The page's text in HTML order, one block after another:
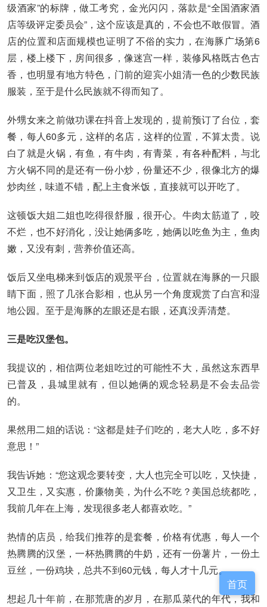
级酒家”的标牌，做工考究，金光闪闪，落款是“全国酒家酒
店等级评定委员会”，这个应该是真的，不会也不敢假冒。酒
店的位置和店面规模也证明了不俗的实力，在海豚广场第6
层，楼上楼下，房间很多，像迷宫一样，装修风格既古色古
香，也明显有地方特色，门前的迎宾小姐清一色的少数民族
服装，至于是什么民族就不得而知了。
外甥女来之前做功课在抖音上发现的，提前预订了台位，套
餐，每人60多元，这样的名店，这样的位置，不算太贵。说
白了就是火锅，有鱼，有牛肉，有青菜，有各种配料，与北
方火锅不同的是还有一份小炒，份量还不少，很像北方的爆
炒肉丝，味道不错，配上主食米饭，直接就可以开吃了。
这顿饭大姐二姐也吃得很舒服，很开心。牛肉太筋道了，咬
不烂，也不好消化，没让她俩多吃，她俩以吃鱼为主，鱼肉
嫩，又没有刺，营养价值还高。
饭后又坐电梯来到饭店的观景平台，位置就在海豚的一只眼
睛下面，照了几张合影相，也从另一个角度观赏了白宫和湿
地公园。至于是海豚的左眼还是右眼，还真没弄清楚。
三是吃汉堡包。
我提议的，相信两位老姐吃过的可能性不大，虽然这东西早
已普及，县城里就有，但以她俩的观念轻易是不会去品尝
的。
果然用二姐的话说：“这都是娃子们吃的，老大人吃，多不好
意思！”
我告诉她：“您这观念要转变，大人也完全可以吃，又快捷，
又卫生，又实惠，价廉物美，为什么不吃？美国总统都吃，
我前几年在上海，发现很多老人都喜欢吃。”
热情的店员，给我们推荐的是套餐，价格有优惠，每人一个
热腾腾的汉堡，一杯热腾腾的牛奶，还有一份薯片，一份土
豆丝，一份鸡块，总共不到60元钱，每人才十几元。
想起几十年前，在那荒唐的岁月，在那瓜菜代的年代，我和
首页